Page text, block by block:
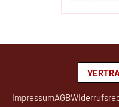
ImpressumAGB